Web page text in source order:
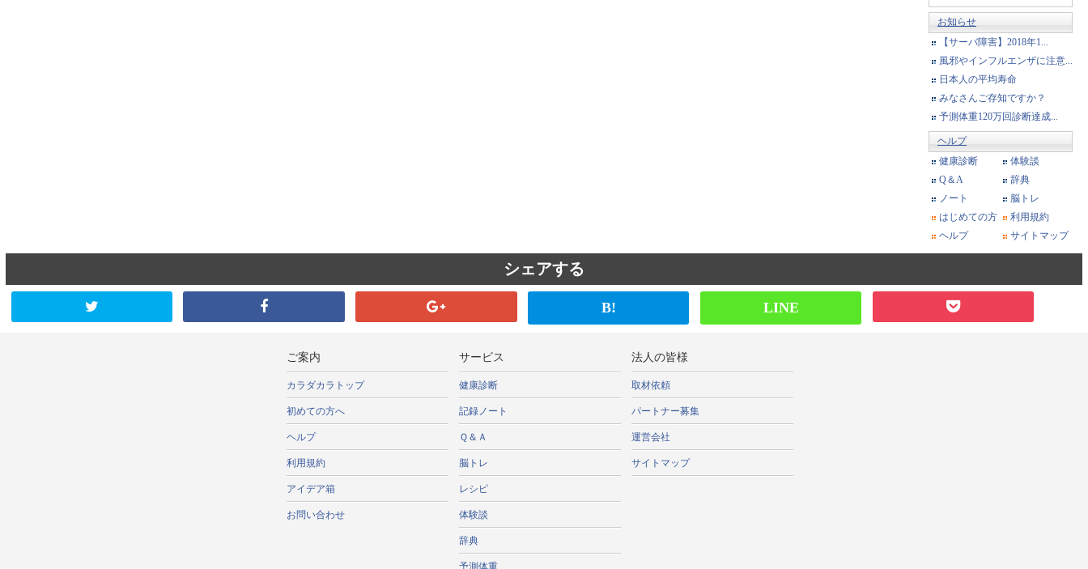
お知らせ
【サーバ障害】2018年1...
風邪やインフルエンザに注意...
日本人の平均寿命
みなさんご存知ですか？
予測体重120万回診断達成...
ヘルプ
健康診断
体験談
Q＆A
辞典
ノート
脳トレ
はじめての方
利用規約
ヘルプ
サイトマップ
シェアする
B! LINE
ご案内
カラダカラトップ
初めての方へ
ヘルプ
利用規約
アイデア箱
お問い合わせ
サービス
健康診断
記録ノート
Ｑ＆Ａ
脳トレ
レシピ
体験談
辞典
予測体重
法人の皆様
取材依頼
パートナー募集
運営会社
サイトマップ